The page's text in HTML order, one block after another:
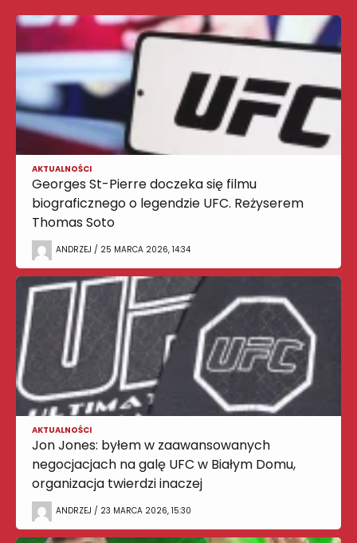
AKTUALNOŚCI
Georges St-Pierre doczeka się filmu
biograficznego o legendzie UFC. Reżyserem
Thomas Soto
ANDRZEJ / 25 MARCA 2026, 14:34
AKTUALNOŚCI
Jon Jones: byłem w zaawansowanych
negocjacjach na galę UFC w Białym Domu,
organizacja twierdzi inaczej
ANDRZEJ / 23 MARCA 2026, 15:30